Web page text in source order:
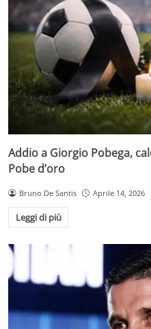
Addio a Giorgio Pobega,
Pobe d’oro
Bruno De Santis Aprile 14, 2026
Leggi di più